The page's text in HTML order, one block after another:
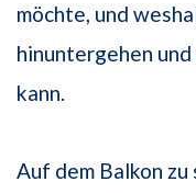
möchte, und
hinuntergehen
kann.
Auf dem Balkon zu